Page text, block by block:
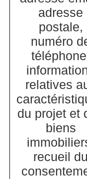
adresse
postale,
numéro
relatives
du projet et
biens
recueil